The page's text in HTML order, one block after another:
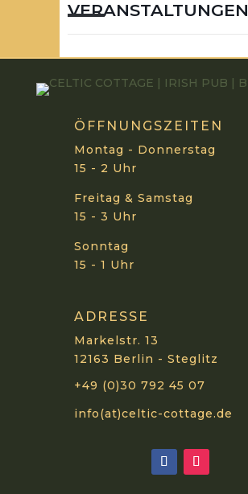
VERANSTALTUNGEN
ÖFFNUNGSZEITEN
Montag - Donnerstag
15 - 2 Uhr
Freitag & Samstag
15 - 3 Uhr
Sonntag
15 - 1 Uhr
ADRESSE
Markelstr. 13
12163 Berlin - Steglitz
+49 (0)30 792 45 07
info(at)celtic-cottage.de